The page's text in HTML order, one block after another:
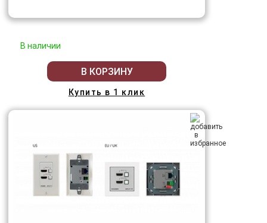
В наличии
В КОРЗИНУ
Купить в 1 клик